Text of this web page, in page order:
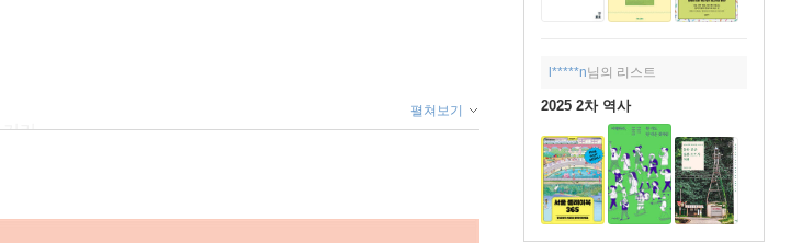
l*****n님의 리스트
2025 2차 역사
리
펼쳐보기